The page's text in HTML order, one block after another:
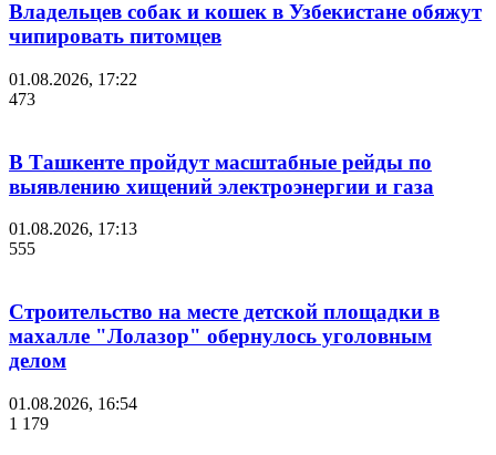
Владельцев собак и кошек в Узбекистане обяжут
чипировать питомцев
01.08.2026, 17:22
473
В Ташкенте пройдут масштабные рейды по
выявлению хищений электроэнергии и газа
01.08.2026, 17:13
555
Строительство на месте детской площадки в
махалле "Лолазор" обернулось уголовным
делом
01.08.2026, 16:54
1 179